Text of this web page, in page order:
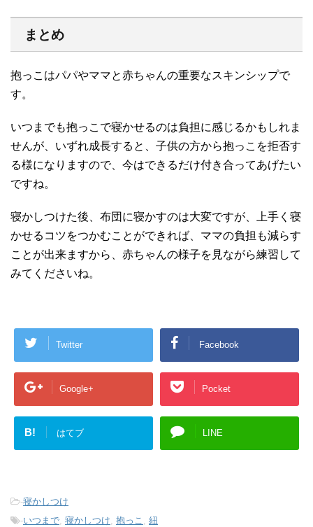
まとめ
抱っこはパパやママと赤ちゃんの重要なスキンシップで
す。
いつまでも抱っこで寝かせるのは負担に感じるかもしれま
せんが、いずれ成長すると、子供の方から抱っこを拒否す
る様になりますので、今はできるだけ付き合ってあげたい
ですね。
寝かしつけた後、布団に寝かすのは大変ですが、上手く寝
かせるコツをつかむことができれば、ママの負担も減らす
ことが出来ますから、赤ちゃんの様子を見ながら練習して
みてくださいね。
Twitter Facebook
Google+ Pocket
B! はてブ LINE
-寝かしつけ
-いつまで 寝かしつけ 抱っこ 紐